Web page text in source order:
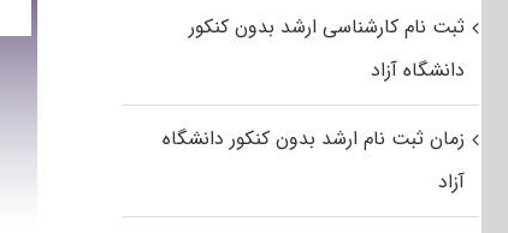
ثبت نام کارشناسی ارشد بدون کنکور
دانشگاه آزاد
زمان ثبت نام ارشد بدون کنکور دانشگاه
آزاد